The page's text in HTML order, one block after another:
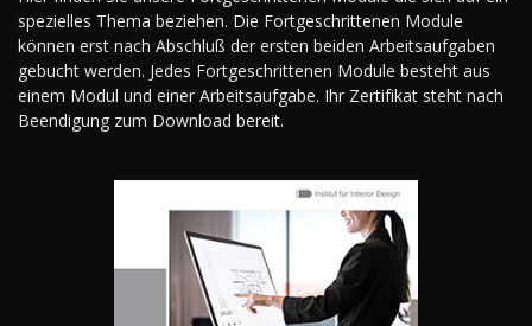
spezielles Thema beziehen. Die Fortgeschrittenen Module
können erst nach Abschluß der ersten beiden Arbeitsaufgaben
gebucht werden. Jedes Fortgeschrittenen Module besteht aus
einem Modul und einer Arbeitsaufgabe. Ihr Zertifikat steht nach
Beendigung zum Download bereit.